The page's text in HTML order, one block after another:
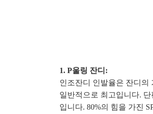
1. P울링 잔디:
인조잔디 인발율은 잔디의
일반적으로 최고입니다.
입니다. 80%의 힘을 가진